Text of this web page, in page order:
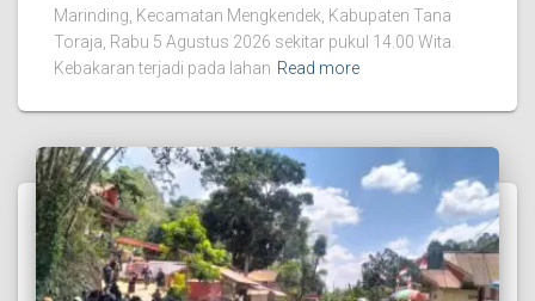
Marinding, Kecamatan Mengkendek, Kabupaten Tana
Toraja, Rabu 5 Agustus 2026 sekitar pukul 14.00 Wita.
Kebakaran terjadi pada lahan Read more